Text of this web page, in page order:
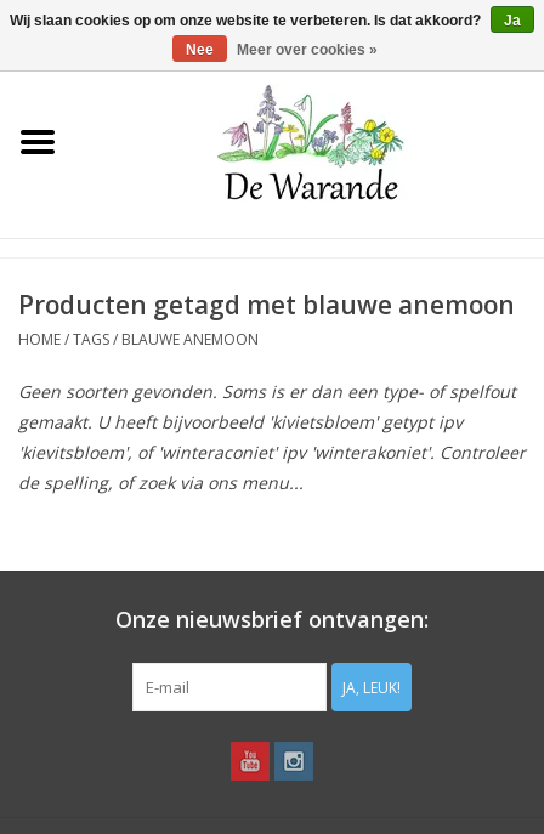
Winkelwagen >0 Artikelen - €0,00
Home
Voorjaarsbloeiers
Herfstbloeiers
Schaduwplanten
Bodemverbetering
Overige producten
Producten getagd met blauwe anemoon
HOME/TAGS/ BLAUWE ANEMOON
Geen soorten gevonden. Soms is er dan een type- of spelfout
gemaakt. U heeft bijvoorbeeld 'kivietsbloem' getypt ipv
'kievitsbloem', of 'winteraconiet' ipv 'winterakoniet'. Controleer
de spelling, of zoek via ons menu...
Onze nieuwsbrief ontvangen:
JA, LEUK!
Wij slaan cookies op om onze website te verbeteren. Is dat akkoord?
Ja
Nee
Meer over cookies »